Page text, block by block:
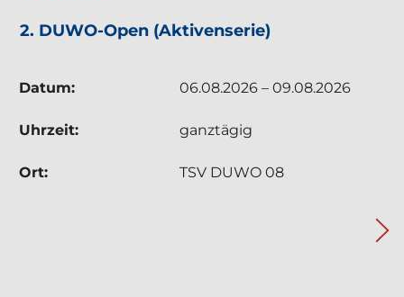
2. DUWO-Open (Aktivenserie)
Datum: 06.08.2026 – 09.08.2026
Uhrzeit: ganztägig
Ort: TSV DUWO 08